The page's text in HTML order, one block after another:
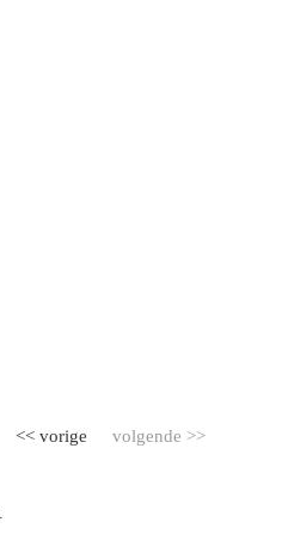
volgende >>
<< vorige